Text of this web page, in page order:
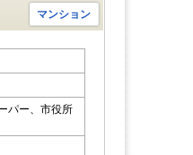
マンション
パー、市役所